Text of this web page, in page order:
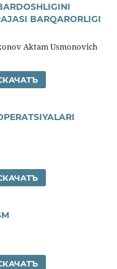
BARQARORLIGI
Aktam Usmonovich